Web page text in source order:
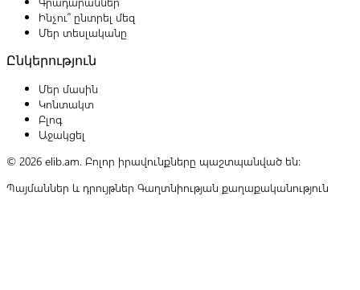
Ինչու՞ ընտրել մեզ
Մեր տեսլականը
Ընկերություն
Մեր մասին
Կոնտակտ
Բլոգ
Աջակցել
© 2026 elib.am. Բոլոր իրավունքները պաշտպանված են:
Պայմաններ և դրույթներ Գաղտնիության քաղաքականություն